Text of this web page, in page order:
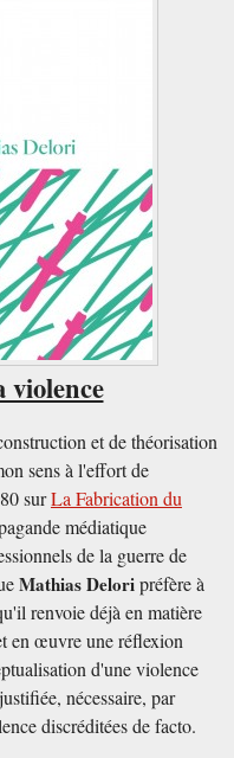
violence
et de théorisation
sens à l'effort de
surLa Fabrication du
médiatique
de la guerre de
Mathias Deloripréfère à
renvoie déjà en matière
en œuvre une réflexion
d'une violence
nécessaire, par
discréditées de facto.